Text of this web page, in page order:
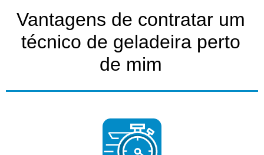
Vantagens de contratar um
técnico de geladeira perto
de mim